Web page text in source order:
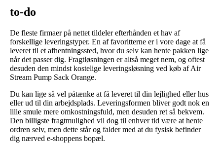
to-do
De fleste firmaer på nettet tildeler efterhånden et hav af
forskellige leveringstyper. En af favoritterne er i vore dage at få
leveret til et afhentningssted, hvor du selv kan hente pakken lige
når det passer dig. Fragtløsningen er altså meget nem, og oftest
desuden den mindst kostelige leveringsløsning ved køb af Air
Stream Pump Sack Orange.
Du kan lige så vel påtænke at få leveret til din lejlighed eller hus
eller ud til din arbejdsplads. Leveringsformen bliver godt nok en
lille smule mere omkostningsfuld, men desuden ret så bekvem.
Den billigste fragtmulighed vil dog til enhver tid være at hente
ordren selv, men dette står og falder med at du fysisk befinder
dig nærved e-shoppens bopæl.